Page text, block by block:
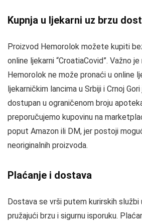
Kupnja u ljekarni uz brzu
Proizvod Hemorolok možete kupiti
online ljekarni “CroatiaCovid”. Važno
Hemorolok ne može pronaći u online
ljekarničkim lancima u Srbiji i Crnoj
dostupan u ograničenom broju
preporučujemo kupovinu na
poput Amazon ili DM, jer postoji
neoriginalnih proizvoda.
Plaćanje i dostava
Dostava se vrši putem kurirskih službi
pružajući brzu i sigurnu isporuku.